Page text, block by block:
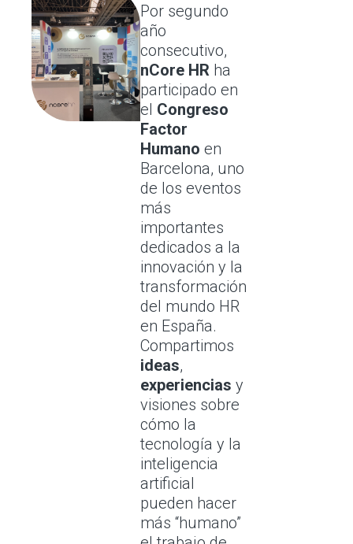
Por segundo
año
consecutivo,
nCore HR ha
participado en
el Congreso
Factor
Humano en
Barcelona, uno
de los eventos
más
importantes
dedicados a la
innovación y la
transformación
del mundo HR
en España.
Compartimos
ideas,
experiencias y
visiones sobre
cómo la
tecnología y la
inteligencia
artificial
pueden hacer
más “humano”